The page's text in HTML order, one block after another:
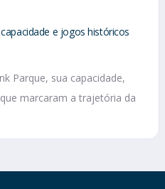
e jogos históricos
Parque, sua capacidade,
marcaram a trajetória da